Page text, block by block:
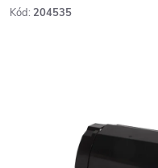
Kód: 204535